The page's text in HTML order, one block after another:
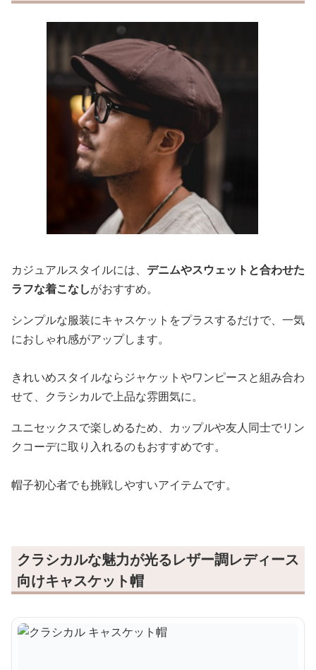
カジュアルスタイルには、 デニムやスウェットと合わせた
ラフな着こなしがおすすめ。
シンプルな服装にキャスケットをプラスするだけで、一気
におしゃれ感がアップします。
きれいめスタイルならジャケットやワンピースと組み合わ
せて、クラシカルで上品な雰囲気に。
ユニセックスで楽しめるため、カップルや友人同士でリン
クコーデに取り入れるのもおすすめです。
帽子初心者でも挑戦しやすいアイテムです。
クラシカルな魅力が光るレザー調レディース
向けキャスケット帽